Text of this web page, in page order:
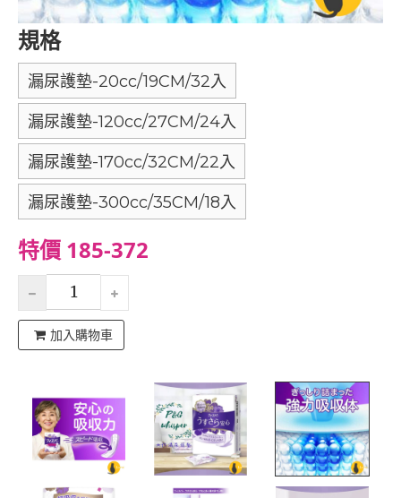
規格
漏尿護墊-20cc/19CM/32入
漏尿護墊-120cc/27CM/24入
漏尿護墊-170cc/32CM/22入
漏尿護墊-300cc/35CM/18入
特價 185-372
加入購物車